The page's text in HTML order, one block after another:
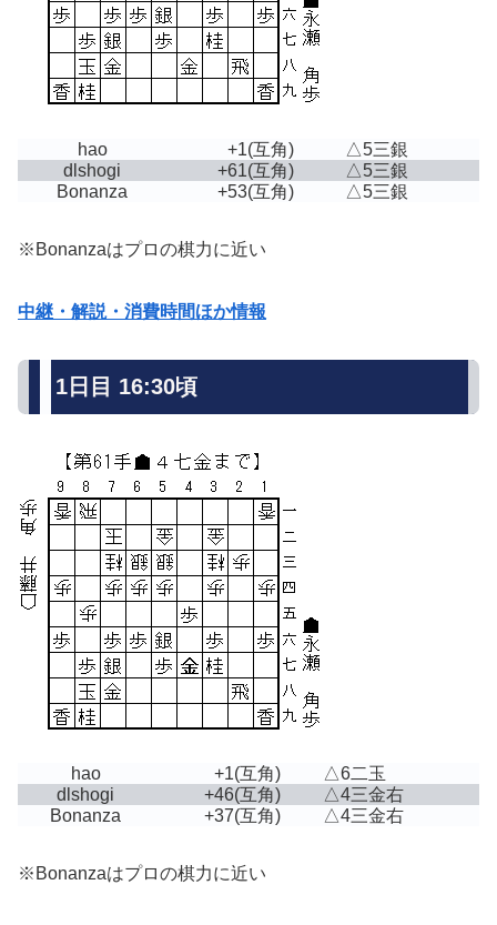
hao +1(互角)
△5三銀
dlshogi
+61(互角)
△5三銀
Bonanza
+53(互角) △5三銀
※Bonanzaはプロの棋力に近い
中継・解説・消費時間ほか情報
1日目 16:30頃
hao +1(互角)
△6二玉
dlshogi
+46(互角)
△4三金右
Bonanza
+37(互角) △4三金右
※Bonanzaはプロの棋力に近い